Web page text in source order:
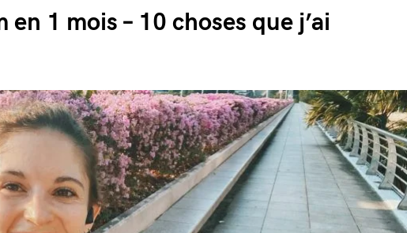
1 mois – 10 choses que j’ai